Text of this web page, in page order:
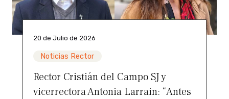
20 de Julio de 2026
Noticias Rector
Rector Cristián del Campo SJ y
vicerrectora Antonia Larrain: “Antes